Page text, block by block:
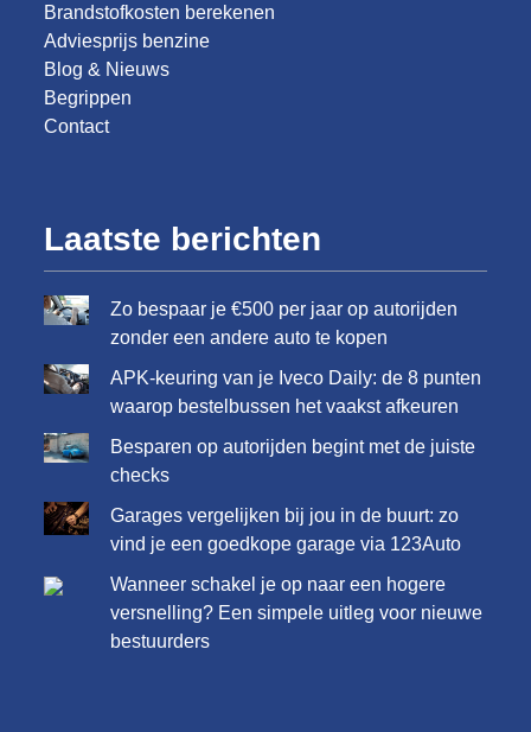
Brandstofkosten berekenen
Adviesprijs benzine
Blog & Nieuws
Begrippen
Contact
Laatste berichten
Zo bespaar je €500 per jaar op autorijden
zonder een andere auto te kopen
APK-keuring van je Iveco Daily: de 8 punten
waarop bestelbussen het vaakst afkeuren
Besparen op autorijden begint met de juiste
checks
Garages vergelijken bij jou in de buurt: zo
vind je een goedkope garage via 123Auto
Wanneer schakel je op naar een hogere
versnelling? Een simpele uitleg voor nieuwe
bestuurders